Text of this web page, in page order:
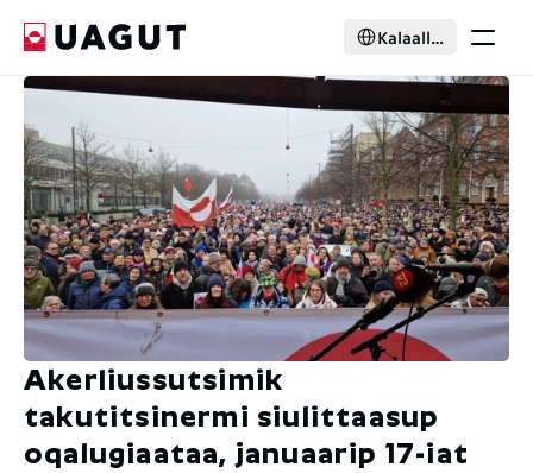
Select Language
Ikiorsernerneqarneq
Ilaasortaaneq
Pisussat
Nutaarsiassat
Suleqatigaagut
Kattuffik pillugu
Select Language
Kalaallisut
Ilaasortanngorit
Akerliussutsimik
takutitsinermi siulittaasup
oqalugiaataa, januaarip 17-iat